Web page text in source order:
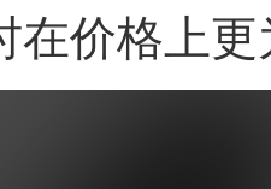
在价格上